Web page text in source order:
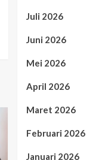
Juli 2026
Juni 2026
Mei 2026
April 2026
Maret 2026
Februari 2026
Januari 2026